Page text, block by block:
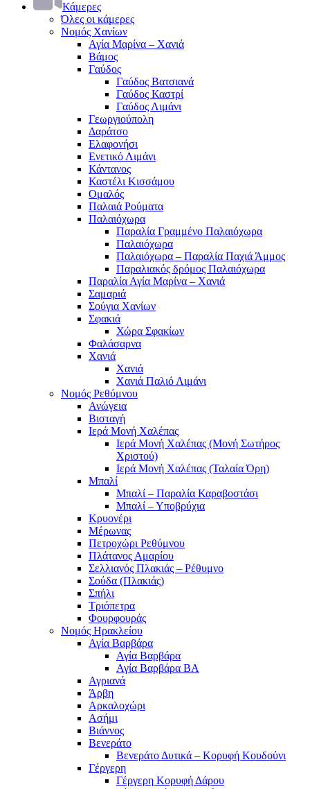
Κάμερες
Όλες οι κάμερες
Νομός Χανίων
Αγία Μαρίνα – Χανιά
Βάμος
Γαύδος
Γαύδος Βατσιανά
Γαύδος Καστρί
Γαύδος Λιμάνι
Γεωργιούπολη
Δαράτσο
Ελαφονήσι
Ενετικό Λιμάνι
Κάντανος
Καστέλι Κισσάμου
Ομαλός
Παλαιά Ρούματα
Παλαιόχωρα
Παραλία Γραμμένο Παλαιόχωρα
Παλαιόχωρα
Παλαιόχωρα – Παραλία Παχιά Άμμος
Παραλιακός δρόμος Παλαιόχωρα
Παραλία Αγία Μαρίνα – Χανιά
Σαμαριά
Σούγια Χανίων
Σφακιά
Χώρα Σφακίων
Φαλάσαρνα
Χανιά
Χανιά
Χανιά Παλιό Λιμάνι
Νομός Ρεθύμνου
Ανώγεια
Βισταγή
Ιερά Μονή Χαλέπας
Ιερά Μονή Χαλέπας (Μονή Σωτήρος
Χριστού)
Ιερά Μονή Χαλέπας (Ταλαία Όρη)
Μπαλί
Μπαλί – Παραλία Καραβοστάσι
Μπαλί – Υποβρύχια
Κρυονέρι
Μέρωνας
Πετροχώρι Ρεθύμνου
Πλάτανος Αμαρίου
Σελλιανός Πλακιάς – Ρέθυμνο
Σούδα (Πλακιάς)
Σπήλι
Τριόπετρα
Φουρφουράς
Νομός Ηρακλείου
Αγία Βαρβάρα
Αγία Βαρβάρα
Αγία Βαρβάρα ΒΑ
Αγριανά
Άρβη
Αρκαλοχώρι
Ασήμι
Βιάννος
Βενεράτο
Βενεράτο Δυτικά – Κορυφή Κουδούνι
Γέργερη
Γέργερη Κορυφή Δάρου